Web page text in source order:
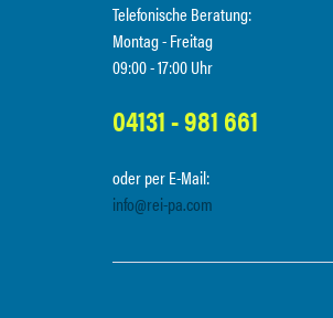
Telefonische Beratung:
Montag - Freitag
09:00 - 17:00 Uhr
04131 - 981 661
oder per E-Mail:
info@rei-pa.com